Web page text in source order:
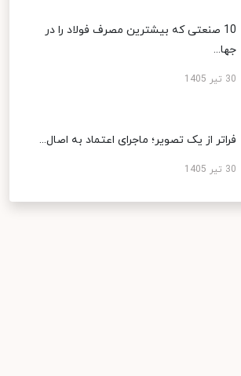
10 صنعتی که بیشترین مصرف فولاد را در
جها...
30 تیر 1405
فراتر از یک تصویر؛ ماجرای اعتماد به اصال...
30 تیر 1405